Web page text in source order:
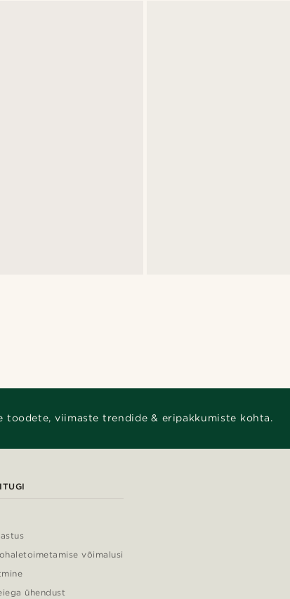
toodete, viimaste trendide & eripakkumiste kohta.
võimalusi
ühendust